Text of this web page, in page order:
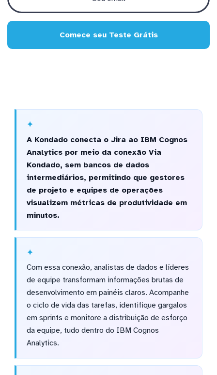
Comece seu Teste Grátis
A Kondado conecta o Jira ao IBM Cognos
Analytics por meio da conexão Via
Kondado, sem bancos de dados
intermediários, permitindo que gestores
de projeto e equipes de operações
visualizem métricas de produtividade em
minutos.
Com essa conexão, analistas de dados e líderes
de equipe transformam informações brutas de
desenvolvimento em painéis claros. Acompanhe
o ciclo de vida das tarefas, identifique gargalos
em sprints e monitore a distribuição de esforço
da equipe, tudo dentro do IBM Cognos
Analytics.